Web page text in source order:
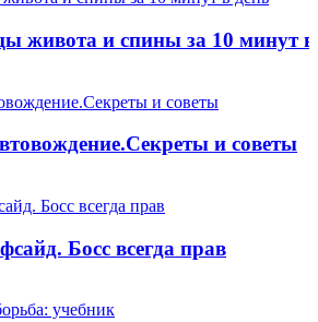
живота и спины за 10 минут в
и советы
Босс всегда прав